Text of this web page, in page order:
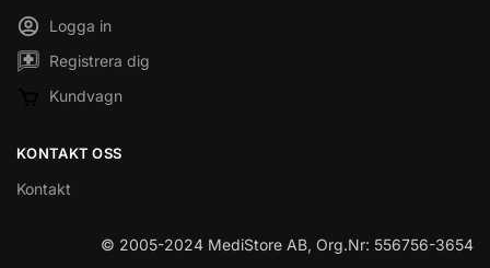
Logga in
Registrera dig
Kundvagn
KONTAKT OSS
Kontakt
© 2005-2024 MediStore AB, Org.Nr: 556756-3654